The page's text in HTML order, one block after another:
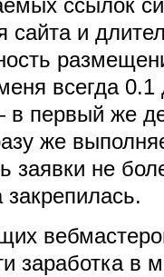
ссылок
сайта и
всегда 0.1
в первый же
же
заявки не
заработка в